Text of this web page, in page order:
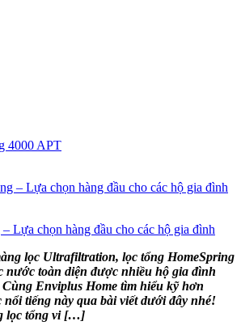
4000 APT
Lựa chọn hàng đầu cho các hộ gia đình
lọc Ultrafiltration, lọc tổng HomeSpring
nước toàn diện được nhiều hộ gia đình
Enviplus Home tìm hiểu kỹ hơn
tiếng này qua bài viết dưới đây nhé!
lọc tổng vi […]